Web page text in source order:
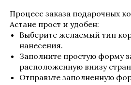
Процесс заказа подарочных
Астане прост и удобен:
Выберите желаемый тип
нанесения.
Заполните простую форму
расположенную внизу
Отправьте заполненную